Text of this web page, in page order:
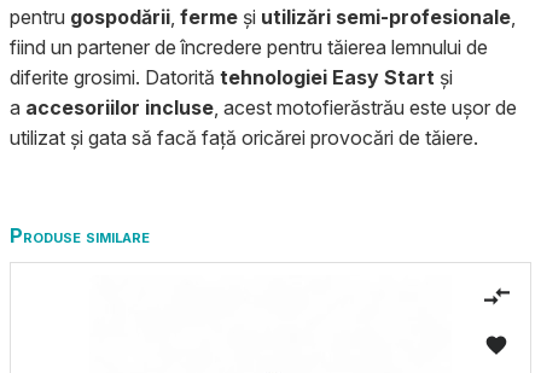
pentru gospodării, ferme și utilizări semi-profesionale,
fiind un partener de încredere pentru tăierea lemnului de
diferite grosimi. Datorită tehnologiei Easy Start și
a accesoriilor incluse, acest motofierăstrău este ușor de
utilizat și gata să facă față oricărei provocări de tăiere.
Produse similare